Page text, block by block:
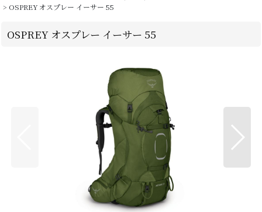
> OSPREY オスプレー イーサー 55
OSPREY オスプレー イーサー 55